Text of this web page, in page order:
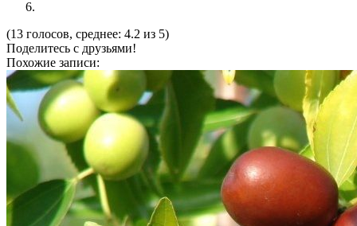
(13 голосов, среднее: 4.2 из 5)
Поделитесь с друзьями!
Похожие записи: